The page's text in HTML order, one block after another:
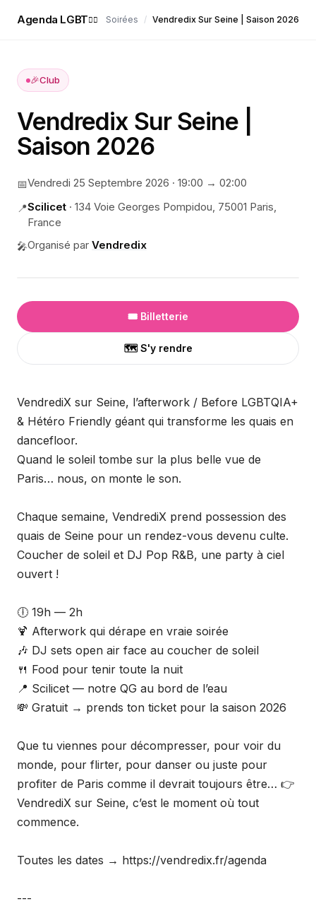
Agenda LGBT🏳️‍🌈 Soirées / Vendredix Sur Seine | Saison 2026
🎉Club
Vendredix Sur Seine |
Saison 2026
📅Vendredi 25 Septembre 2026 · 19:00 → 02:00
📍Scilicet · 134 Voie Georges Pompidou, 75001 Paris,
France
🎤Organisé par Vendredix
🎟️ Billetterie
🗺️ S'y rendre
VendrediX sur Seine, l’afterwork / Before LGBTQIA+
& Hétéro Friendly géant qui transforme les quais en
dancefloor.
Quand le soleil tombe sur la plus belle vue de
Paris… nous, on monte le son.
Chaque semaine, VendrediX prend possession des
quais de Seine pour un rendez-vous devenu culte.
Coucher de soleil et DJ Pop R&B, une party à ciel
ouvert !
🕕 19h — 2h
🍹 Afterwork qui dérape en vraie soirée
🎶 DJ sets open air face au coucher de soleil
🍴 Food pour tenir toute la nuit
📍 Scilicet — notre QG au bord de l’eau
💸 Gratuit → prends ton ticket pour la saison 2026
Que tu viennes pour décompresser, pour voir du
monde, pour flirter, pour danser ou juste pour
profiter de Paris comme il devrait toujours être… 👉
VendrediX sur Seine, c’est le moment où tout
commence.
Toutes les dates → https://vendredix.fr/agenda
---